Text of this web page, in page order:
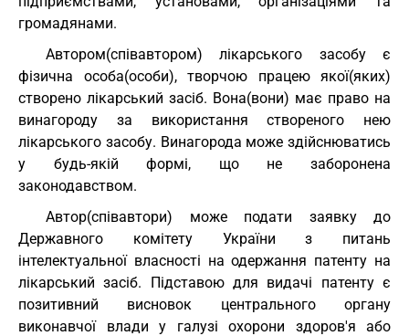
громадянами.
Автором(співавтором) лікарського засобу є
фізична особа(особи), творчою працею якої(яких)
створено лікарський засіб. Вона(вони) має право на
винагороду за використання створеного нею
лікарського засобу. Винагорода може здійснюватись
у будь-якій формі, що не заборонена
законодавством.
Автор(співавтори) може подати заявку до
Державного комітету України з питань
інтелектуальної власності на одержання патенту на
лікарський засіб. Підставою для видачі патенту є
позитивний висновок центрального органу
виконавчої влади у галузі охорони здоров'я або